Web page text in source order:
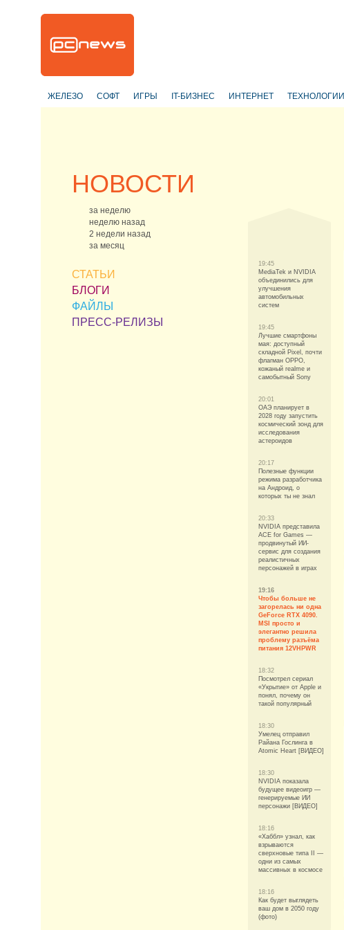
ЖЕЛЕЗО СОФТ ИГРЫ IT-БИЗНЕС ИНТЕРНЕТ ТЕХНОЛОГИИ
НОВОСТИ
за неделю
неделю назад
2 недели назад
за месяц
СТАТЬИ
БЛОГИ
ФАЙЛЫ
ПРЕСС-РЕЛИЗЫ
19:45
MediaTek и NVIDIA
объединились для
улучшения
автомобильных
систем
19:45
Лучшие смартфоны
мая: доступный
складной Pixel, почти
флагман OPPO,
кожаный realme и
самобытный Sony
20:01
ОАЭ планирует в
2028 году запустить
космический зонд для
исследования
астероидов
20:17
Полезные функции
режима разработчика
на Андроид, о
которых ты не знал
20:33
NVIDIA представила
ACE for Games —
продвинутый ИИ-
сервис для создания
реалистичных
персонажей в играх
19:16
Чтобы больше не
загорелась ни одна
GeForce RTX 4090.
MSI просто и
элегантно решила
проблему разъёма
питания 12VHPWR
18:32
Посмотрел сериал
«Укрытие» от Apple и
понял, почему он
такой популярный
18:30
Умелец отправил
Райана Гослинга в
Atomic Heart [ВИДЕО]
18:30
NVIDIA показала
будущее видеоигр —
генерируемые ИИ
персонажи [ВИДЕО]
18:16
«Хаббл» узнал, как
взрываются
сверхновые типа II —
одни из самых
массивных в космосе
18:16
Как будет выглядеть
ваш дом в 2050 году
(фото)